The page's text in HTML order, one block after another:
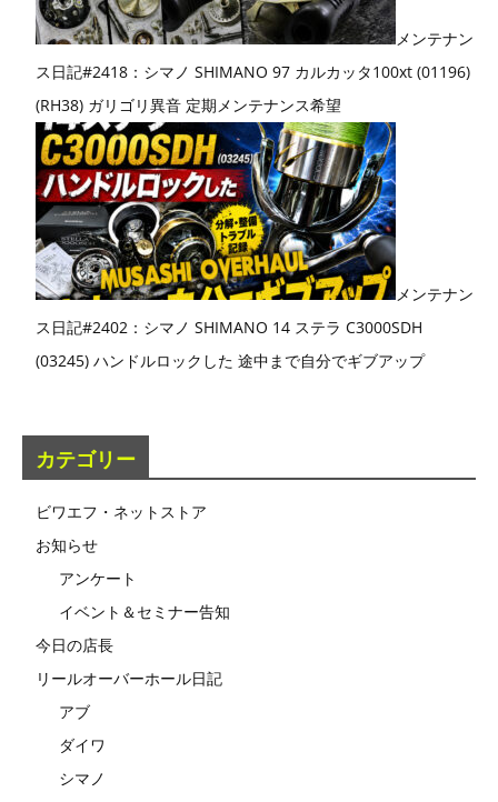
メンテナン
ス日記#2418：シマノ SHIMANO 97 カルカッタ100xt (01196)
(RH38) ガリゴリ異音 定期メンテナンス希望
メンテナン
ス日記#2402：シマノ SHIMANO 14 ステラ C3000SDH
(03245) ハンドルロックした 途中まで自分でギブアップ
カテゴリー
ビワエフ・ネットストア
お知らせ
アンケート
イベント＆セミナー告知
今日の店長
リールオーバーホール日記
アブ
ダイワ
シマノ